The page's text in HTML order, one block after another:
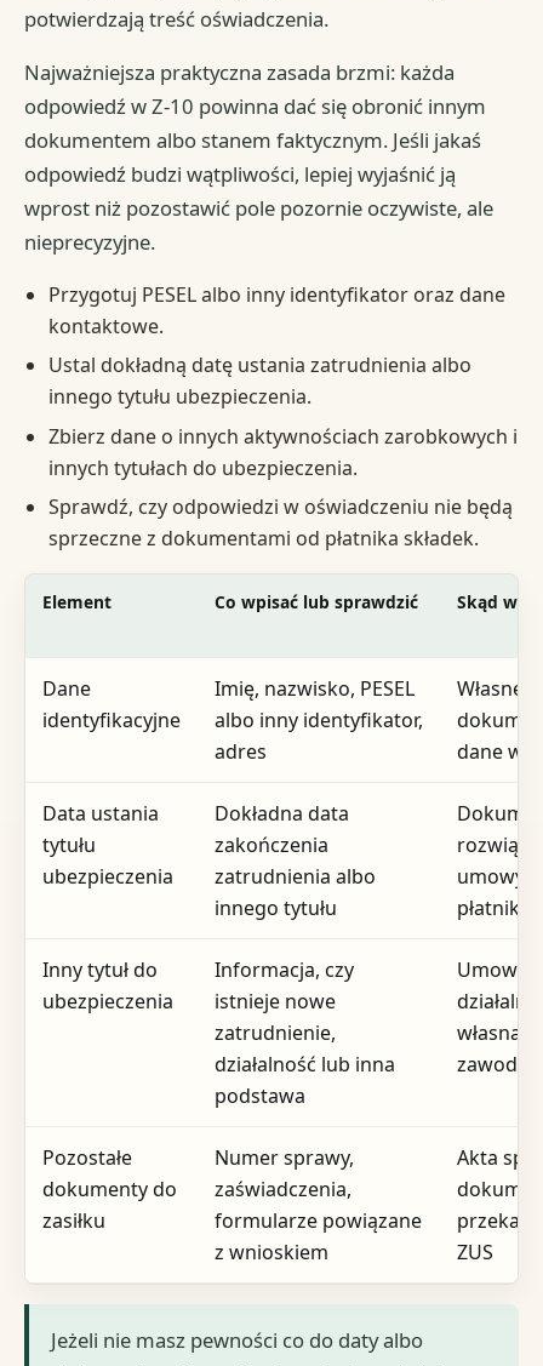
potwierdzają treść oświadczenia.
Najważniejsza praktyczna zasada brzmi: każda
odpowiedź w Z-10 powinna dać się obronić innym
dokumentem albo stanem faktycznym. Jeśli jakaś
odpowiedź budzi wątpliwości, lepiej wyjaśnić ją
wprost niż pozostawić pole pozornie oczywiste, ale
nieprecyzyjne.
Przygotuj PESEL albo inny identyfikator oraz dane
kontaktowe.
Ustal dokładną datę ustania zatrudnienia albo
innego tytułu ubezpieczenia.
Zbierz dane o innych aktywnościach zarobkowych i
innych tytułach do ubezpieczenia.
Sprawdź, czy odpowiedzi w oświadczeniu nie będą
sprzeczne z dokumentami od płatnika składek.
Element Co wpisać lub sprawdzić Skąd
Dane
identyfikacyjne
Imię, nazwisko, PESEL
albo inny identyfikator,
adres
Własne
dane w
Data ustania
tytułu
ubezpieczenia
Dokładna data
zakończenia
zatrudnienia albo
innego tytułu
umowy,
płatnika
Inny tytuł do
ubezpieczenia
Informacja, czy
istnieje nowe
zatrudnienie,
działalność lub inna
podstawa
Umowy,
własna
Pozostałe
dokumenty do
zasiłku
Numer sprawy,
zaświadczenia,
formularze powiązane
z wnioskiem
Akta
ZUS
Jeżeli nie masz pewności co do daty albo